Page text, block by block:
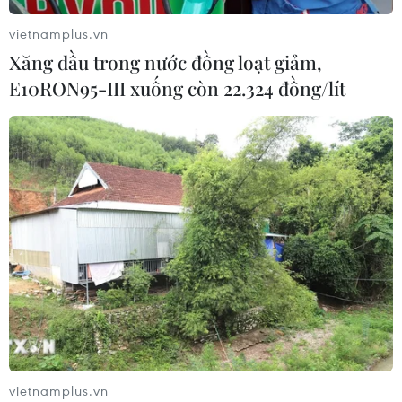
Xem thêm
CƠ QUAN CHỦ QUẢN: THÔNG TẤN XÃ VIỆT NAM
Tổng Biên tập: TRẦN TIẾN DUẨN
Phó Tổng Biên tập: NGUYỄN THỊ TÁM, KHÚC THANH
THỦY
Sở hữu trí tuệ
Quy định sử dụng
RSS
Hỗ trợ
Ngôn ngữ
TTXVN
vietnamplus.vn
Xăng dầu trong nước đồng loạt giảm,
E10RON95-III xuống còn 22.324 đồng/lít
vietnamplus.vn